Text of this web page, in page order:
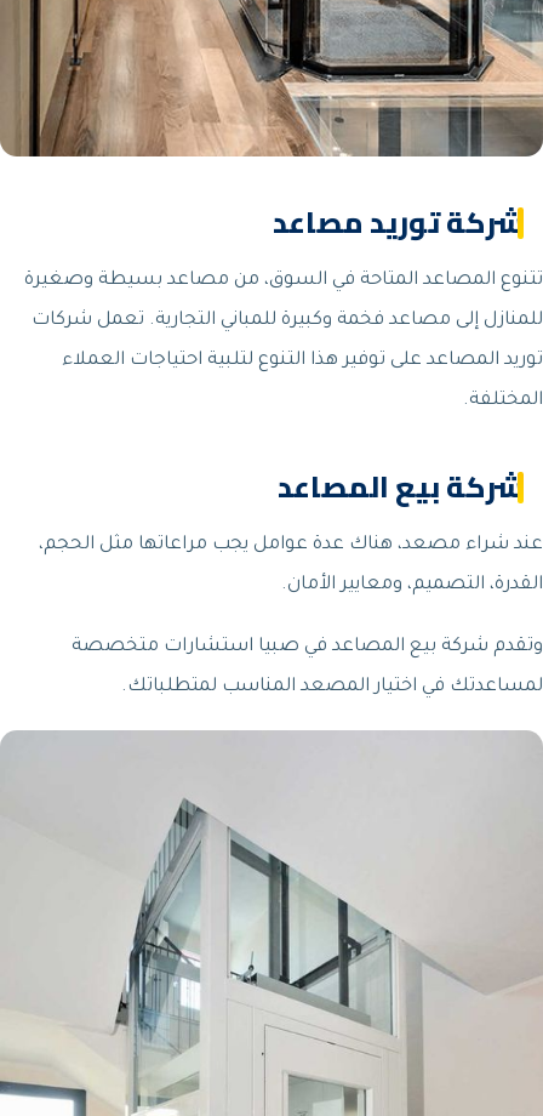
شركة توريد مصاعد
تتنوع المصاعد المتاحة في السوق، من مصاعد بسيطة وصغيرة
للمنازل إلى مصاعد فخمة وكبيرة للمباني التجارية. تعمل شركات
توريد المصاعد على توفير هذا التنوع لتلبية احتياجات العملاء
المختلفة.
شركة بيع المصاعد
عند شراء مصعد، هناك عدة عوامل يجب مراعاتها مثل الحجم،
القدرة، التصميم، ومعايير الأمان.
وتقدم شركة بيع المصاعد في صبيا استشارات متخصصة
لمساعدتك في اختيار المصعد المناسب لمتطلباتك.